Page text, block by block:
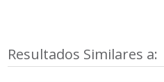
Resultados Similares a: